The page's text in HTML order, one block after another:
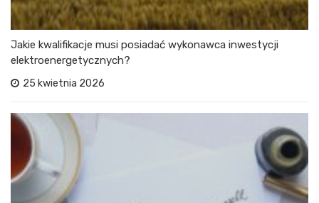
Jakie kwalifikacje musi posiadać wykonawca inwestycji
elektroenergetycznych?
25 kwietnia 2026